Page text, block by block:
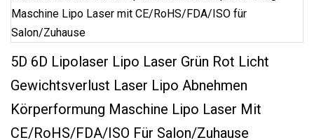
5D 6D Lipolaser Lipo Laser Grün Rot Licht
Gewichtsverlust Laser Lipo Abnehmen
Körperformung Maschine Lipo Laser Mit
CE/RoHS/FDA/ISO Für Salon/Zuhause